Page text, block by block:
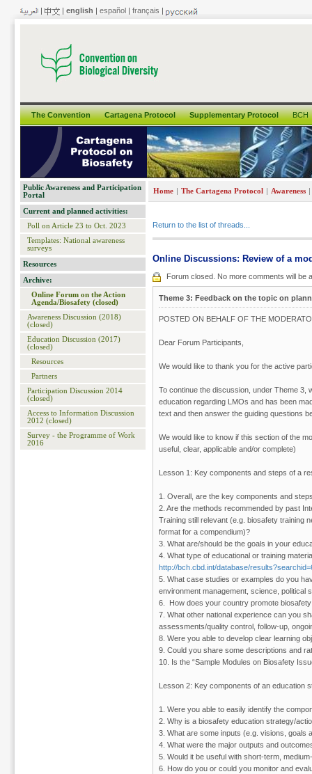
| | english | español | français |
The Convention Cartagena Protocol Supplementary Protocol BCH
Public Awareness and Participation
Portal
Current and planned activities:
Poll on Article 23 to Oct. 2023
Templates: National awareness
surveys
Resources
Archive:
Online Forum on the Action
Agenda/Biosafety (closed)
Awareness Discussion (2018)
(closed)
Education Discussion (2017)
(closed)
Resources
Partners
Participation Discussion 2014
(closed)
Access to Information Discussion
2012 (closed)
Survey - the Programme of Work
2016
Home | The Cartagena Protocol | Awareness |
Return to the list of threads...
Online Discussions: Review of a
Forum closed. No more comments will be
Theme 3: Feedback on the topic on
POSTED ON BEHALF OF THE
Dear Forum Participants,
We would like to thank you for the active
To continue the discussion, under Theme 3,
education regarding LMOs and has been
text and then answer the guiding questions
We would like to know if this section of the
useful, clear, applicable and/or complete)
Lesson 1: Key components and steps of a
1. Overall, are the key components and
2. Are the methods recommended by past
Training still relevant (e.g. biosafety training
format for a compendium)?
3. What are/should be the goals in your
4. What type of educational or training
http://bch.cbd.int/database/
5. What case studies or examples do you
environment management, science, political
6. How does your country promote
7. What other national experience can you
assessments/quality control, follow-up,
8. Were you able to develop clear learning
9. Could you share some descriptions and
10. Is the “Sample Modules on Biosafety
Lesson 2: Key components of an education
1. Were you able to easily identify the
2. Why is a biosafety education strategy/
3. What are some inputs (e.g. visions, goals
4. What were the major outputs and
5. Would it be useful with short-term,
6. How do you or could you monitor and